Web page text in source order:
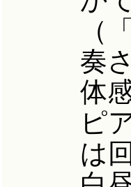
（
奏
体
ピ
は